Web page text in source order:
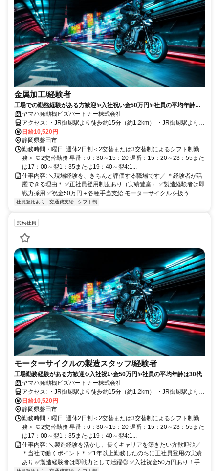
金属加工/経験者
工場での勤務経験がある方歓迎✨入社祝い金50万円✨社員の平均年齢は
30代ヤマハ発動機ビズパートナー株式会社
アクセス: ・JR御厨駅より徒歩約15分（約1.2km） ・JR御厨駅よりタ
クシーで約5分（約1.2km） ・JR磐田駅よりタクシー約10分 ・JR磐
田駅前バスターミナル1番のりば遠鉄バス「城之崎経由磐田営業所」
行き「ヤマハ発動機前」下車
日給10,520円
静岡県磐田市
勤務時間・曜日: 週休2日制＜2交替または3交替制によるシフト制勤
務＞ ⏰2交替勤務 早番：6：30～15：20 遅番：15：20～23：55また
は17：00～翌1：35または19：40～翌4:1...
仕事内容: ＼現場経験を、きちんと評価する職場です／ ＊経験者が活
躍できる理由＊ ✅正社員登用制度あり（実績豊富） ✅製造経験者は即
戦力採用 ✅祝金50万円＋各種手当支給 モーターサイクルを扱う...
社員登用あり 交通費支給 シフト制
契約社員
モーターサイクルの製造スタッフ/経験者
工場勤務経験がある方歓迎✨入社祝い金50万円✨社員の平均年齢は30代
ヤマハ発動機ビズパートナー株式会社
アクセス: ・JR御厨駅より徒歩約15分（約1.2km） ・JR御厨駅よりタ
クシーで約5分（約1.2km） ・JR磐田駅よりタクシー約10分 ・JR磐
田駅前バスターミナル1番のりば遠鉄バス「城之崎経由磐田営業所」
行き「ヤマハ発動機前」下車
日給10,520円
静岡県磐田市
勤務時間・曜日: 週休2日制＜2交替または3交替制によるシフト制勤
務＞ ⏰2交替勤務 早番：6：30～15：20 遅番：15：20～23：55また
は17：00～翌1：35または19：40～翌4:1...
仕事内容: ＼製造経験を活かし、長くキャリアを築きたい方歓迎◎／
＊当社で働くポイント＊ ✅1年以上勤務したのちに正社員登用の実績
あり ✅製造経験者は即戦力として活躍◎ ✅入社祝金50万円あり！手...